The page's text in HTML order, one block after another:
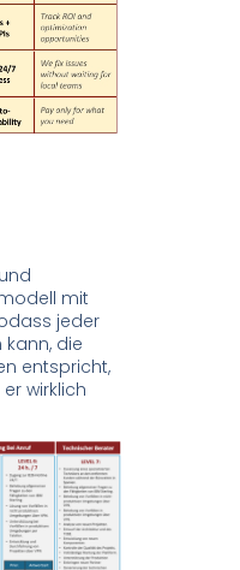
mit
jeder
die
entspricht,
wirklich